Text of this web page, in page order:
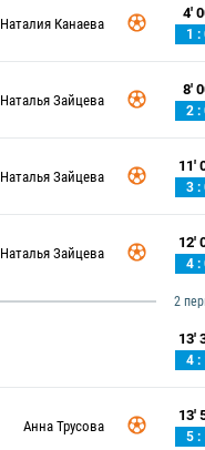
Наталия Канаева
4'
1 :
Наталья Зайцева
8'
2 :
Наталья Зайцева
11'
3 :
Наталья Зайцева
12'
4 :
2
13'
4 :
Анна Трусова
13'
5 :